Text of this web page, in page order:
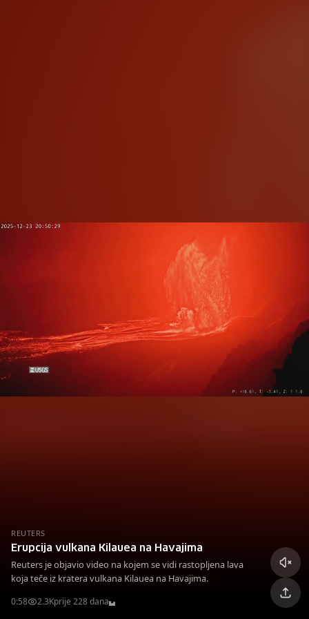
REUTERS
Erupcija vulkana Kilauea na Havajima
Reuters je objavio video na kojem se vidi rastopljena lava
koja teče iz kratera vulkana Kilauea na Havajima.
0:58 2.3Kprije 228 dana